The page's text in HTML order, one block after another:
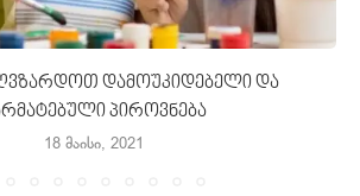
დამოუკიდებელი და
პიროვნება
18 მაისი, 2021